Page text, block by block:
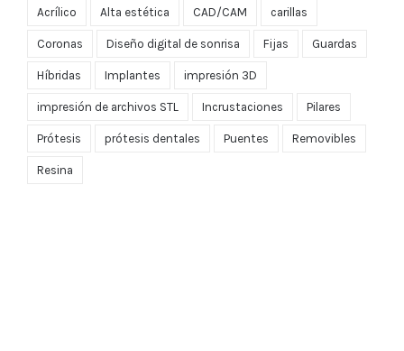
Acrílico Alta estética CAD/CAM carillas
Coronas Diseño digital de sonrisa Fijas Guardas
Híbridas Implantes impresión 3D
impresión de archivos STL Incrustaciones Pilares
Prótesis prótesis dentales Puentes Removibles
Resina